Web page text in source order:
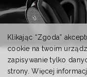
Klikając “Zgoda”
cookie na twoim
zapisywanie tylko
strony. Więcej